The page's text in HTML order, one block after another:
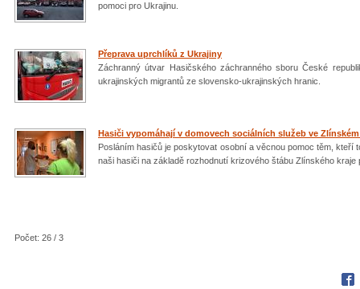
pomoci pro Ukrajinu.
Přeprava uprchlíků z Ukrajiny
Záchranný útvar Hasičského záchranného sboru České
ukrajinských migrantů ze slovensko-ukrajinských hranic.
Hasiči vypomáhají v domovech sociálních služeb ve
Posláním hasičů je poskytovat osobní a věcnou pomoc těm,
naši hasiči na základě rozhodnutí krizového štábu Zlínského kraje
Počet: 26 / 3